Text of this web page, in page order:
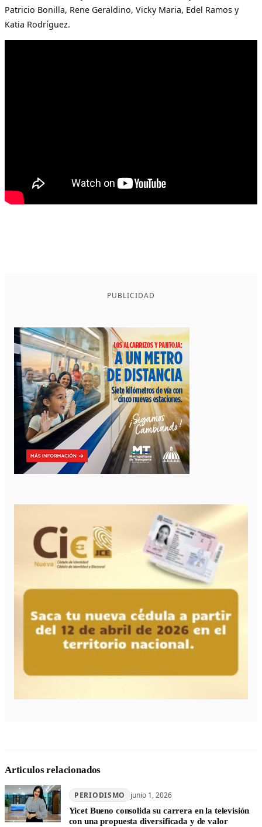
Patricio Bonilla, Rene Geraldino, Vicky Maria, Edel Ramos y
Katia Rodríguez.
PUBLICIDAD
Articulos relacionados
PERIODISMO junio 1, 2026
Yicet Bueno consolida su carrera en la televisión
con una propuesta diversificada y de valor